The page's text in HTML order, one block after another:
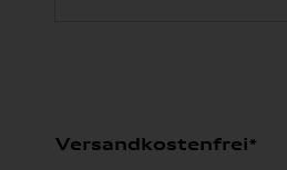
Versandkostenfrei*